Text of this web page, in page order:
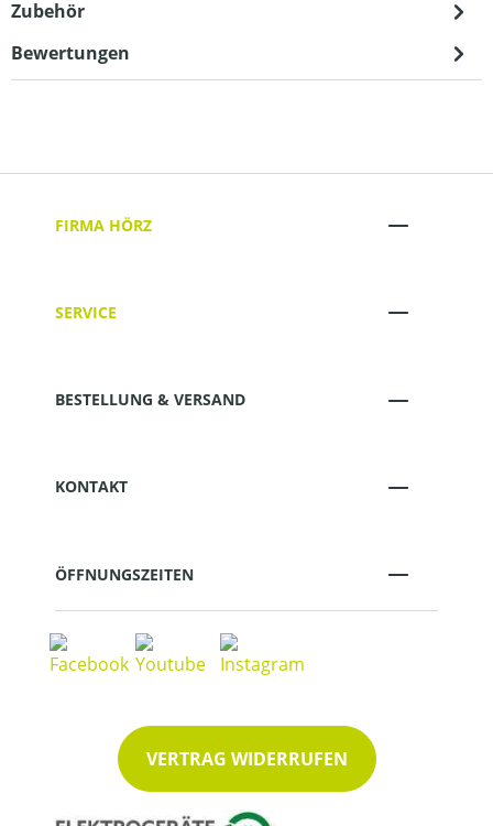
Zubehör
Bewertungen
FIRMA HÖRZ
SERVICE
BESTELLUNG & VERSAND
KONTAKT
ÖFFNUNGSZEITEN
VERTRAG WIDERRUFEN